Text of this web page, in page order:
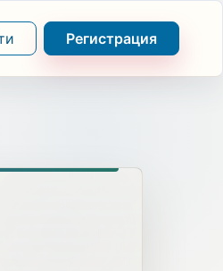
Регистрация